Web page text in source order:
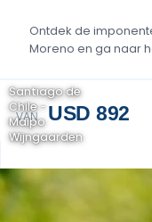
Ontdek de
Moreno en ga naar
VAN USD 892
Santiago de
Chile -
Maipo
Wijngaarden